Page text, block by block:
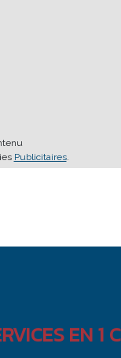
Publicitaires.
EN 1